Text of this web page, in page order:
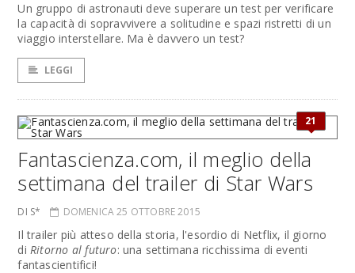
Un gruppo di astronauti deve superare un test per verificare
la capacità di sopravvivere a solitudine e spazi ristretti di un
viaggio interstellare. Ma è davvero un test?
LEGGI
21
Fantascienza.com, il meglio della
settimana del trailer di Star Wars
DI S* DOMENICA 25 OTTOBRE 2015
Il trailer più atteso della storia, l'esordio di Netflix, il giorno
diRitorno al futuro: una settimana ricchissima di eventi
fantascientifici!